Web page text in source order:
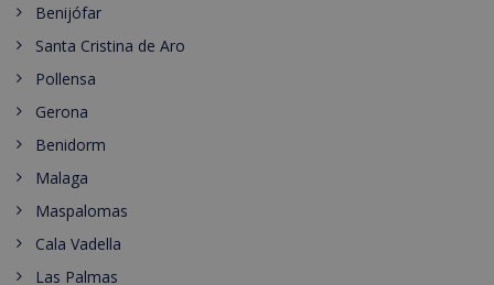
Benijófar
Santa Cristina de Aro
Pollensa
Gerona
Benidorm
Malaga
Maspalomas
Cala Vadella
Las Palmas